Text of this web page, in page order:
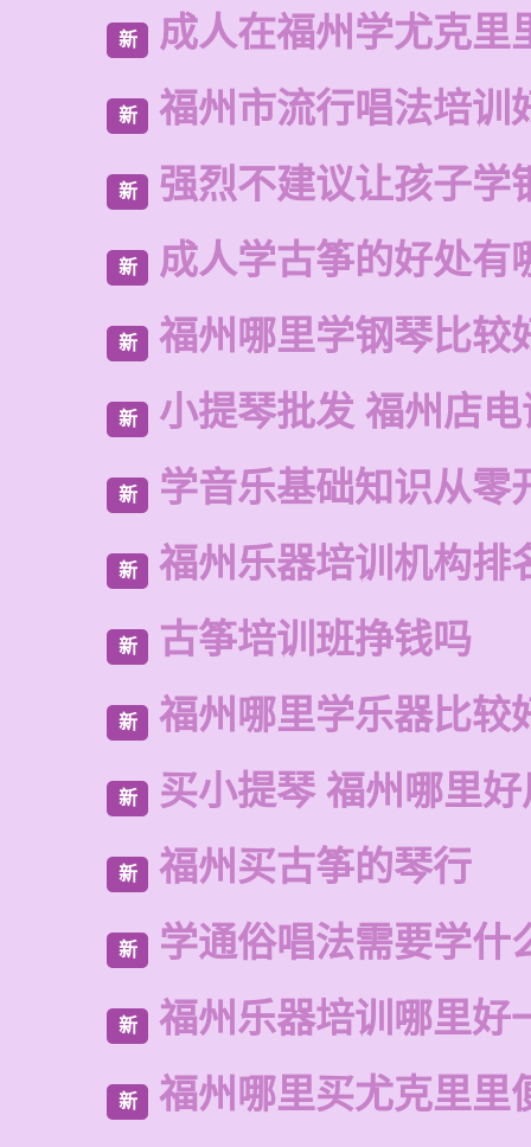
新 成人在福州学尤克里
新 福州市流行唱法培训
新 强烈不建议让孩子学
新 成人学古筝的好处有
新 福州哪里学钢琴比较
新 小提琴批发 福州店
新 学音乐基础知识从零
新 福州乐器培训机构排
新 古筝培训班挣钱吗
新 福州哪里学乐器比较
新 买小提琴 福州哪里好
新 福州买古筝的琴行
新 学通俗唱法需要学什
新 福州乐器培训哪里好
新 福州哪里买尤克里里